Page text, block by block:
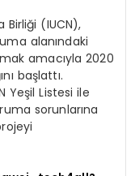
Birliği (IUCN),
alanındaki
amacıyla 2020
başlattı.
Yeşil Listesi ile
sorunlarına